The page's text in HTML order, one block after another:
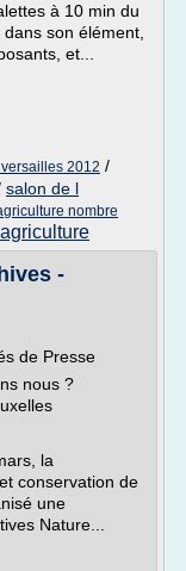
à 10 min du
son élément,
et...
2012 /
salon de l
nombre
-
de Presse
nous ?
la
conservation de
une
Nature...